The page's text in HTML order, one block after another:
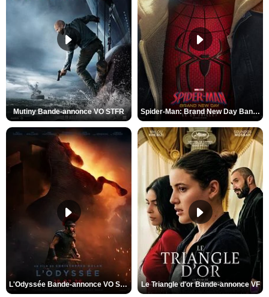
Mutiny Bande-annonce VO STFR Spider-Man: Brand New Day Bande-annonce VO STFR
L'Odyssée Bande-annonce VO STFR Le Triangle d'or Bande-annonce VF